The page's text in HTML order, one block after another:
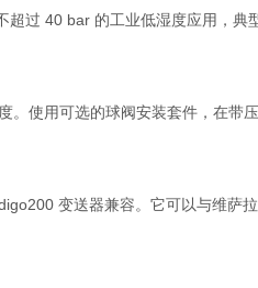
过 40 bar 的工业低湿度应用，
使用可选的球阀安装套件，在带
变送器兼容。它可以与维萨